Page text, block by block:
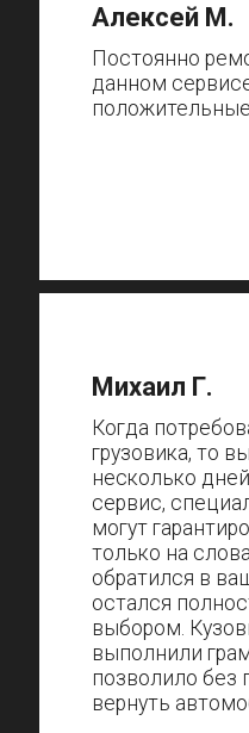
Алексей М.
Постоянно
данном
Михаил Г.
Когда
грузовика, то
несколько
сервис,
могут
только на
обратился в
остался
выбором.
выполнили
позволило без
вернуть